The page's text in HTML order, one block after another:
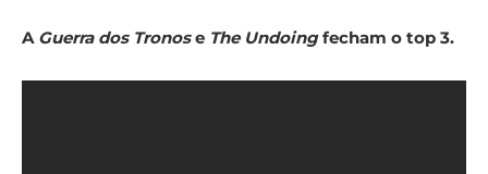
A Guerra dos Tronose The Undoingfecham o top 3.